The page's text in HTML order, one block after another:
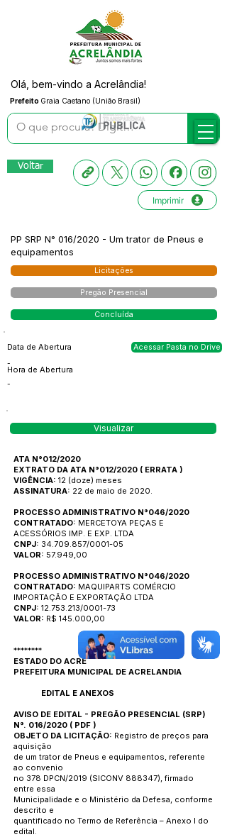
Prefeito Graia Caetano (União Brasil)
Olá, bem-vindo a Acrelândia!
Voltar
Imprimir
PP SRP N° 016/2020 - Um trator de Pneus e
equipamentos
Licitações
Pregão Presencial
Concluída
Data de Abertura
-
Hora de Abertura
-
Acessar Pasta no Drive
Visualizar
ATA N°012/2020
EXTRATO DA ATA N°012/2020 ( ERRATA )
VIGÊNCIA: 12 (doze) meses
ASSINATURA: 22 de maio de 2020.
PROCESSO ADMINISTRATIVO N°046/2020
CONTRATADO: MERCETOYA PEÇAS E
ACESSÓRIOS IMP. E EXP. LTDA
CNPJ: 34.709.857/0001-05
VALOR: 57.949,00
PROCESSO ADMINISTRATIVO N°046/2020
CONTRATADO: MAQUIPARTS COMÉRCIO
IMPORTAÇÃO E EXPORTAÇÃO LTDA
CNPJ: 12.753.213/0001-73
VALOR: R$ 145.000,00
********
ESTADO DO ACRE
PREFEITURA MUNICIPAL DE ACRELANDIA
EDITAL E ANEXOS
AVISO DE EDITAL - PREGÃO PRESENCIAL (SRP)
N°. 016/2020 ( PDF )
OBJETO DA LICITAÇÃO: Registro de preços para
aquisição
de um trator de Pneus e equipamentos, referente
ao convenio
no 378 DPCN/2019 (SICONV 888347), firmado
entre essa
Municipalidade e o Ministério da Defesa, conforme
descrito e
quantificado no Termo de Referência – Anexo I do
edital.